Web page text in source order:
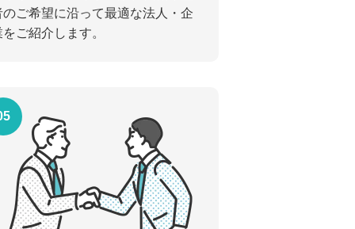
のご希望に沿って最適な法人・企
をご紹介します。